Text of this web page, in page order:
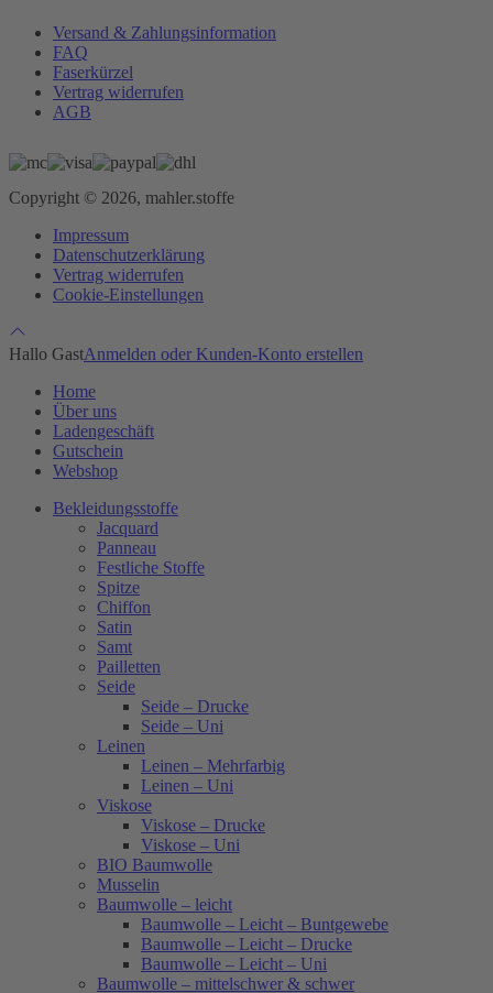
Versand & Zahlungsinformation
FAQ
Faserkürzel
Vertrag widerrufen
AGB
Copyright © 2026, mahler.stoffe
Impressum
Datenschutzerklärung
Vertrag widerrufen
Cookie-Einstellungen
Hallo GastAnmelden oder Kunden-Konto erstellen
Home
Über uns
Ladengeschäft
Gutschein
Webshop
Bekleidungsstoffe
Jacquard
Panneau
Festliche Stoffe
Spitze
Chiffon
Satin
Samt
Pailletten
Seide
Seide – Drucke
Seide – Uni
Leinen
Leinen – Mehrfarbig
Leinen – Uni
Viskose
Viskose – Drucke
Viskose – Uni
BIO Baumwolle
Musselin
Baumwolle – leicht
Baumwolle – Leicht – Buntgewebe
Baumwolle – Leicht – Drucke
Baumwolle – Leicht – Uni
Baumwolle – mittelschwer & schwer